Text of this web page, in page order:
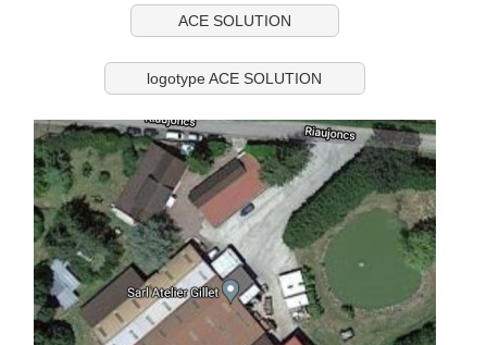
ACE SOLUTION
logotype ACE SOLUTION